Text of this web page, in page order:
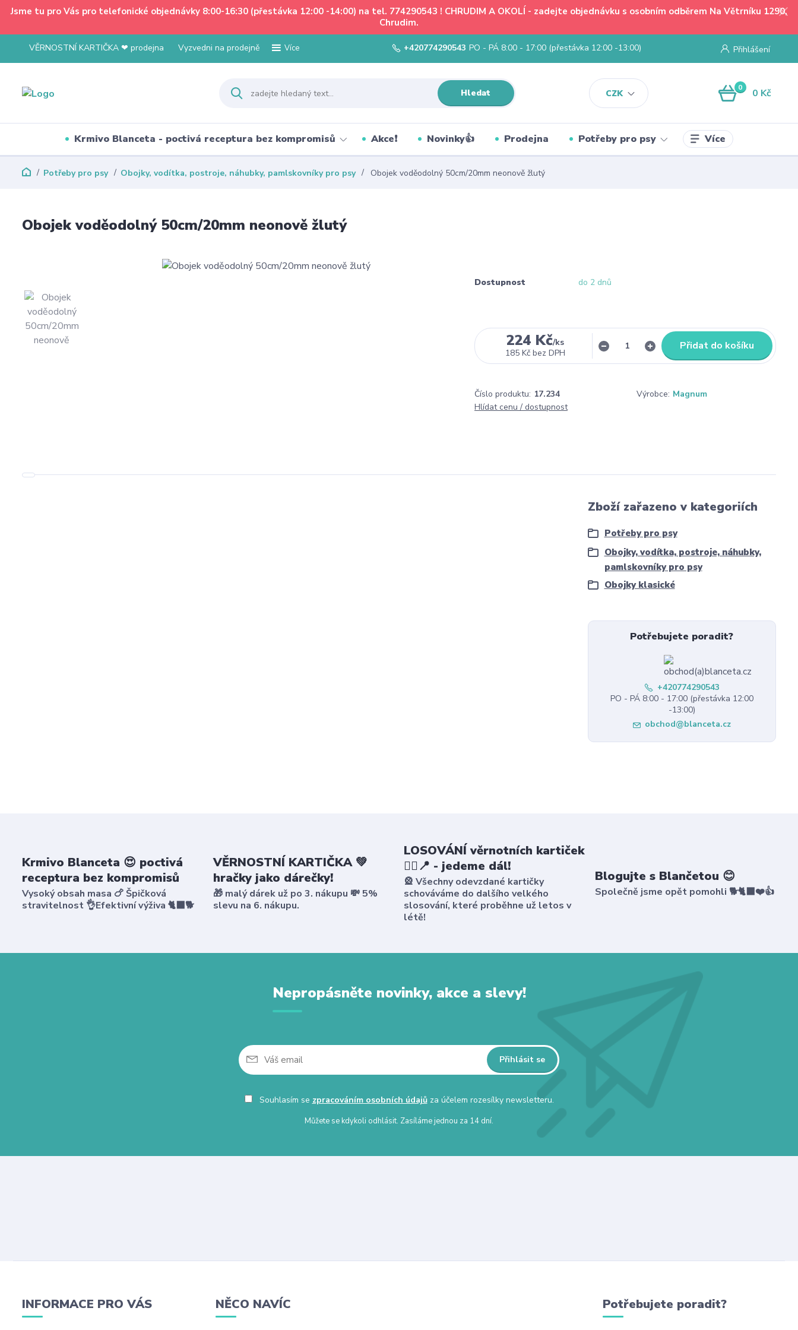
Jsme tu pro Vás pro telefonické objednávky 8:00-16:30 (přestávka 12:00 -14:00) na tel. 774290543 ! CHRUDIM A OKOLÍ - zadejte objednávku s osobním odběrem Na Větrníku 1290,
Chrudim.
VĚRNOSTNÍ KARTIČKA ❤ prodejna Vyzvedni na prodejně Více
CZK
Přihlášení
Hledat
+420774290543 PO - PÁ 8:00 - 17:00 (přestávka 12:00 -13:00)
0 0 Kč
Krmivo Blanceta - poctivá receptura bez kompromisů Akce❗ Novinky👍 Prodejna Potřeby pro psy Více
Potřeby pro psy Obojky, vodítka, postroje, náhubky, pamlskovníky pro psy Obojek voděodolný 50cm/20mm neonově žlutý
Obojek voděodolný 50cm/20mm neonově žlutý
Dostupnost do 2 dnů
224 Kč/ks
185 Kč bez DPH
Přidat do košíku
Číslo produktu: 17.234 Výrobce: Magnum
Hlídat cenu / dostupnost
Zboží zařazeno v kategoriích
Potřeby pro psy
Obojky, vodítka, postroje, náhubky,
pamlskovníky pro psy
Obojky klasické
Potřebujete poradit?
+420774290543
PO - PÁ 8:00 - 17:00 (přestávka 12:00
-13:00)
obchod@blanceta.cz
Krmivo Blanceta 😍 poctivá
receptura bez kompromisů
Vysoký obsah masa 🍗 Špičková
stravitelnost 👌Efektivní výživa 🐈‍⬛🐕
VĚRNOSTNÍ KARTIČKA 💚
hračky jako dárečky!
🎁 malý dárek už po 3. nákupu 💸 5%
slevu na 6. nákupu.
LOSOVÁNÍ věrnotních kartiček
🤸‍♀️📍 - jedeme dál!
🎡 Všechny odevzdané kartičky
schováváme do dalšího velkého
slosování, které proběhne už letos v
létě!
Blogujte s Blančetou 😊
Společně jsme opět pomohli 🐕🐈‍⬛❤️👍
Nepropásněte novinky, akce a slevy!
Přihlásit se
Souhlasím se zpracováním osobních údajůza účelem rozesílky newsletteru.
Můžete se kdykoli odhlásit. Zasíláme jednou za 14 dní.
INFORMACE PRO VÁS NĚCO NAVÍC Potřebujete poradit?